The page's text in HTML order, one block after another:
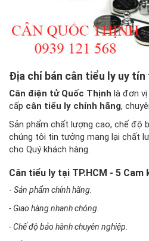
Địa chỉ bán cân tiểu ly uy tín
Cân điện tử Quốc Thịnh là đơn vị
cấp cân tiểu ly chính hãng,
Sản phẩm chất lượng cao, chế độ
chúng tôi tin tưởng mang lại chất
cho Quý khách hàng.
Cân tiểu ly tại TP.HCM - 5 Cam
- Sản phẩm chính hãng.
- Giao hàng nhanh chóng.
- Chế độ bảo hành chuyên nghiệp.